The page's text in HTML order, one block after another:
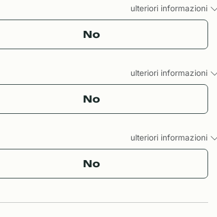
ulteriori informazioni
No
ulteriori informazioni
No
ulteriori informazioni
No